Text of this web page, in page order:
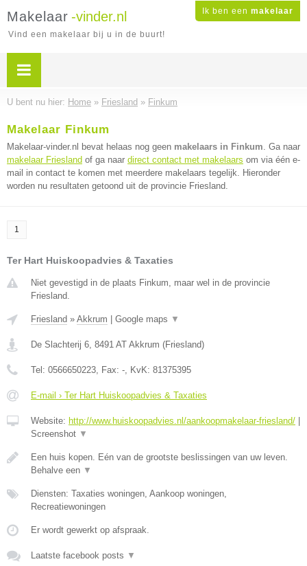
Ik ben een makelaar
Makelaar -vinder.nl
Vind een makelaar bij u in de buurt!
U bent nu hier: Home » Friesland » Finkum
Makelaar Finkum
Makelaar-vinder.nl bevat helaas nog geen makelaars in Finkum. Ga naar
makelaar Friesland of ga naar direct contact met makelaars om via één e-
mail in contact te komen met meerdere makelaars tegelijk. Hieronder
worden nu resultaten getoond uit de provincie Friesland.
1
Ter Hart Huiskoopadvies & Taxaties
Niet gevestigd in de plaats Finkum, maar wel in de provincie
Friesland.
Friesland » Akkrum Google maps ▼
De Slachterij 6, 8491 AT Akkrum (Friesland)
Tel: 0566650223, Fax: -, KvK: 81375395
E-mail › Ter Hart Huiskoopadvies & Taxaties
Website: http://www.huiskoopadvies.nl/aankoopmakelaar-friesland/
Screenshot ▼
Een huis kopen. Eén van de grootste beslissingen van uw leven.
Behalve een ▼
Diensten: Taxaties woningen, Aankoop woningen,
Recreatiewoningen
Er wordt gewerkt op afspraak.
Laatste facebook posts ▼